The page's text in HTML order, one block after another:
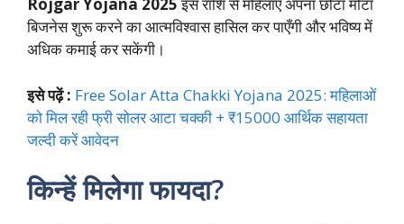
Rojgar Yojana 2025इस राशि से महिलाएँ अपना छोटा मोटा
बिजनेस शुरू करने का आत्मविश्वास हासिल कर पाएँगी और भविष्य में
अधिक कमाई कर सकेंगी।
इसे पढ़ें : Free Solar Atta Chakki Yojana 2025: महिलाओं
को मिल रही फ्री सोलर आटा चक्की + ₹15000 आर्थिक सहायता
जल्दी करें आवेदन
किन्हें मिलेगा फायदा?